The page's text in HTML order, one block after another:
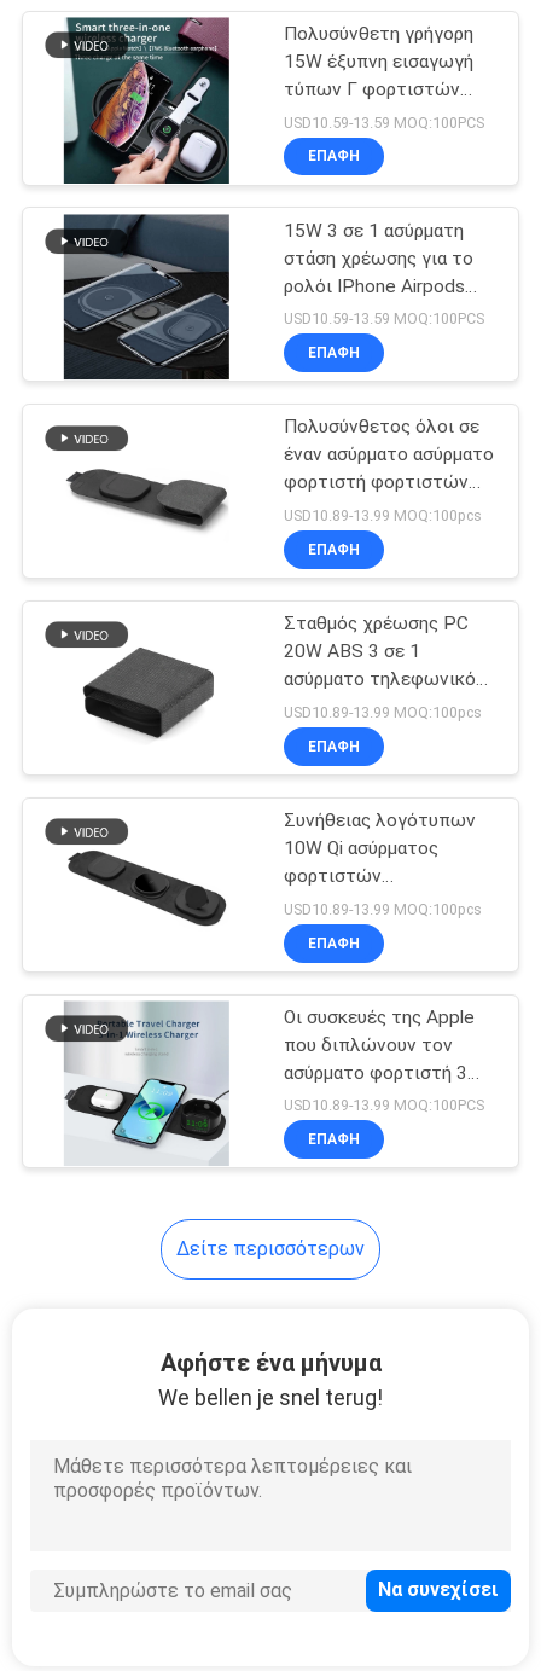
Ασύρματος
σταθμός
φορτιστών
13
Φορητοί ασύρματοι
φορτιστές
Μαξιλάρια
ποντικιών
συνήθειας
Ασύρματος
φορτιστής
ξυπνητηριών
φορτιστής
Ενσωματωμένος
ασύρματος
Πολυσύνθετη γρήγορη
15W έξυπνη εισαγωγή
τύπων Γ φορτιστών
ρολογιών ασύρματη
USD10.59-13.59 MOQ:100PCS
ΕΠΑΦΉ
15W 3 σε 1 ασύρματη
στάση χρέωσης για το
ρολόι IPhone Airpods
της Apple
USD10.59-13.59 MOQ:100PCS
ΕΠΑΦΉ
Πολυσύνθετος όλοι σε
έναν ασύρματο ασύρματο
φορτιστή φορτιστών
15w Qi για τη Apple
USD10.89-13.99 MOQ:100pcs
ΕΠΑΦΉ
Σταθμός χρέωσης PC
20W ABS 3 σε 1
ασύρματο τηλεφωνικό
φορτιστή για Iphone12
13 σειρές
USD10.89-13.99 MOQ:100pcs
ΕΠΑΦΉ
Συνήθειας λογότυπων
10W Qi ασύρματος
φορτιστών
τηλεφωνικός φορτιστής
σταθμών μαξιλαριών
QC3.0 PD ασύρματος
USD10.89-13.99 MOQ:100pcs
ΕΠΑΦΉ
Οι συσκευές της Apple
που διπλώνουν τον
ασύρματο φορτιστή 3
φορτιστών 15W Qi Qi
τρόποι χρεώνουν
ταυτόχρονα
USD10.89-13.99 MOQ:100PCS
ΕΠΑΦΉ
Δείτε περισσότερων
Αφήστε ένα μήνυμα
We bellen je snel terug!